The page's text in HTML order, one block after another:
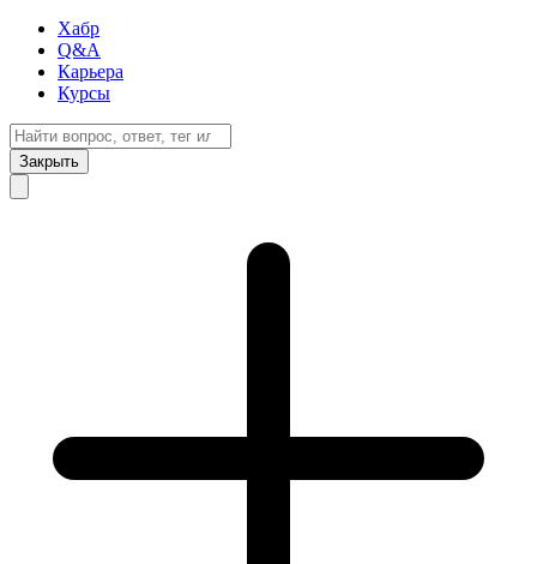
Хабр
Q&A
Карьера
Курсы
Закрыть